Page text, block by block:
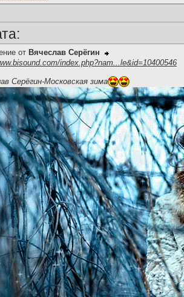
от Вячеслав Серёгин
index.php?nam...le&id=10400546
Серёгин-Московская зима